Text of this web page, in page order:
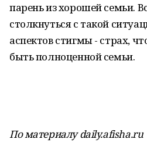
парень из хорошей семьи.
столкнуться с такой
аспектов стигмы - страх,
быть полноценной семьи.
По материалу daily.afisha.ru